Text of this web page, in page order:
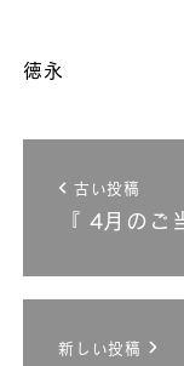
徳永
古い投稿
『 4月のご
新しい投稿